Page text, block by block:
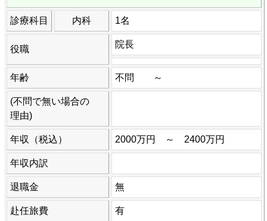
診療科目 内科 1名
役職 院長
年齢 不問 ～
(不問で無い場合の
理由)
年収（税込） 2000万円 ～ 2400万円
年収内訳
退職金 無
赴任旅費 有